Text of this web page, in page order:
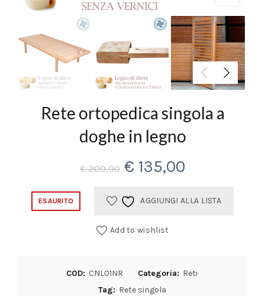
Rete ortopedica singola a
doghe in legno
€200,00 Il
prezzo
€ 200,00.
€135,00Il
€ 135,00.
ESAURITO AGGIUNGI ALLA LISTA
Add to wishlist
COD: CNL01NR Categoria: Reti
Tag: Rete singola